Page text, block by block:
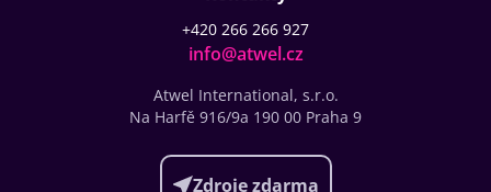
+420 266 266 927
info@atwel.cz
Atwel International, s.r.o.
Na Harfě 916/9a 190 00 Praha 9
Zdroje zdarma